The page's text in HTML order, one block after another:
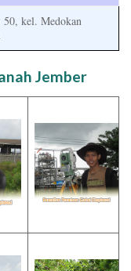
50, kel. Medokan
Jember